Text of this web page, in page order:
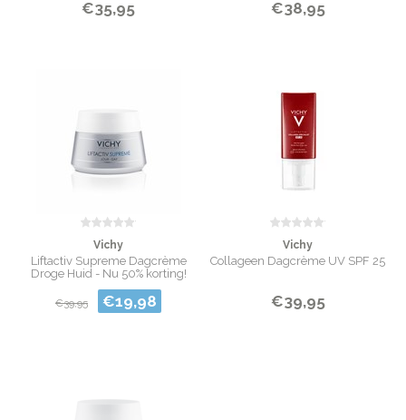
€35,95 €38,95
Vichy
Liftactiv Supreme Dagcrème
Droge Huid - Nu 50% korting!
€39,95 €19,98
Vichy
Collageen Dagcrème UV SPF 25
€39,95